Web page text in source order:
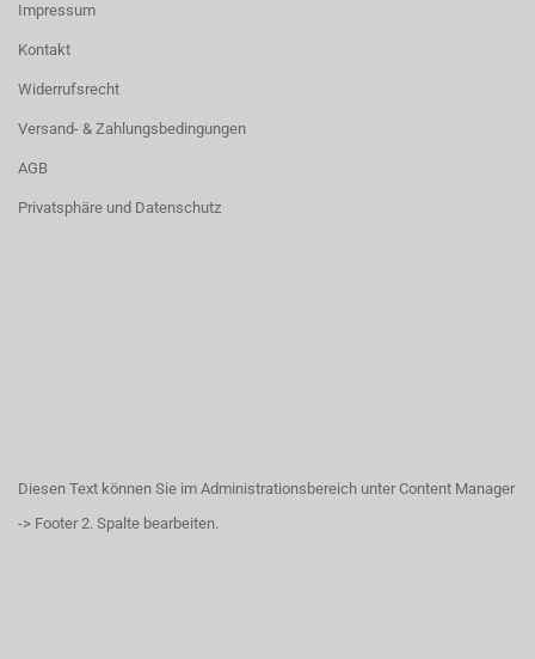
Impressum
Kontakt
Widerrufsrecht
Versand- & Zahlungsbedingungen
AGB
Privatsphäre und Datenschutz
Diesen Text können Sie im Administrationsbereich unter Content Manager
-> Footer 2. Spalte bearbeiten.